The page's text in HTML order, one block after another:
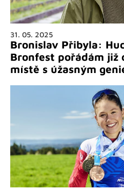
31. 05. 2025
Bronislav Přibyla:
Bronfest pořádám již
místě s úžasným